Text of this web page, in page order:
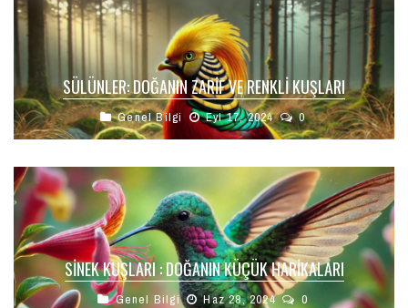
SÜLÜNLER: DOĞANIN ZARIF VE RENKLI KUŞLARI
Genel Bilgi Eyl 17, 2024 0
SINEK KUŞLARI : DOĞANIN KÜÇÜK HARIKALARI
Genel Bilgi Haz 28, 2024 0